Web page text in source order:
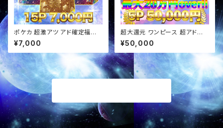
ポケカ 超激アツ アド確定福袋
オリパ
¥7,000
超大還元 ワンピース 超アド確
定福袋 オリパ
¥50,000